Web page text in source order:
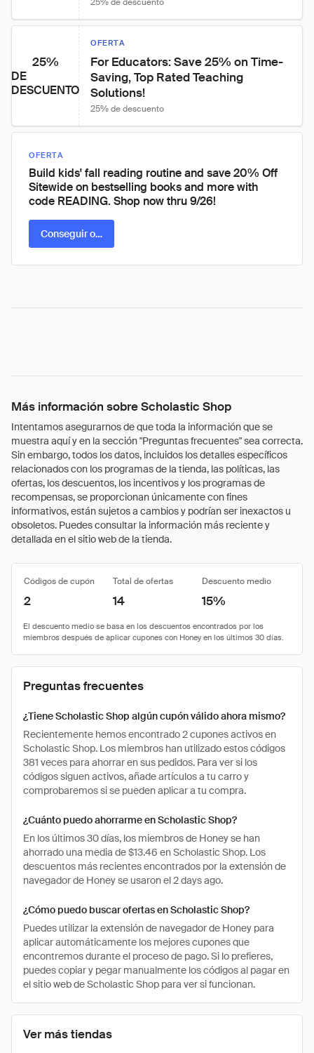
25%
DE
DESCUENTO
OFERTA
For Educators: Save 25% on Time-
Saving, Top Rated Teaching
Solutions!
25% de descuento
OFERTA
Build kids' fall reading routine and save 20% Off
Sitewide on bestselling books and more with
code READING. Shop now thru 9/26!
Conseguir oferta
Más información sobre Scholastic Shop
Intentamos asegurarnos de que toda la información que se
muestra aquí y en la sección "Preguntas frecuentes" sea correcta.
Sin embargo, todos los datos, incluidos los detalles específicos
relacionados con los programas de la tienda, las políticas, las
ofertas, los descuentos, los incentivos y los programas de
recompensas, se proporcionan únicamente con fines
informativos, están sujetos a cambios y podrían ser inexactos u
obsoletos. Puedes consultar la información más reciente y
detallada en el sitio web de la tienda.
Ver más tiendas
Códigos de cupón Total de ofertas Descuento medio
2 14 15%
Preguntas frecuentes
¿Tiene Scholastic Shop algún cupón válido ahora mismo?
Recientemente hemos encontrado 2 cupones activos en
Scholastic Shop. Los miembros han utilizado estos códigos
381 veces para ahorrar en sus pedidos. Para ver si los
códigos siguen activos, añade artículos a tu carro y
comprobaremos si se pueden aplicar a tu compra.
¿Cuánto puedo ahorrarme en Scholastic Shop?
En los últimos 30 días, los miembros de Honey se han
ahorrado una media de $13.46 en Scholastic Shop. Los
descuentos más recientes encontrados por la extensión de
navegador de Honey se usaron el 2 days ago.
¿Cómo puedo buscar ofertas en Scholastic Shop?
Puedes utilizar la extensión de navegador de Honey para
aplicar automáticamente los mejores cupones que
encontremos durante el proceso de pago. Si lo prefieres,
puedes copiar y pegar manualmente los códigos al pagar en
el sitio web de Scholastic Shop para ver si funcionan.